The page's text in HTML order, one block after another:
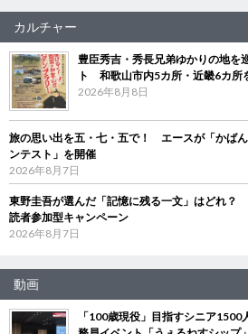
カルチャー
豊臣秀吉・秀長兄弟ゆかりの地を
ト 和歌山市内5カ所・近畿6カ所
2026年8月8日
旅の思い出を五・七・五で！ エースが「かば
ンテスト」を開催
2026年8月7日
東野圭吾が選んだ「記憶に残る一文」はどれ？
読者参加型キャンペーン
2026年8月7日
動画
「100歳現役」目指すシニア